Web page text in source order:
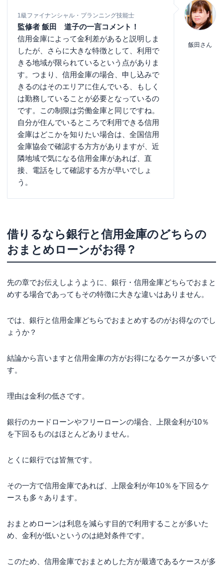
1級ファイナンシャル・プランニング技能士
監修者 飯田 道子の一言コメント！
信用金庫によって金利差があると説明しま
したが、さらに大きな特徴として、利用で
きる地域が限られているという点がありま
す。つまり、信用金庫の場合、申し込みで
きるのはそのエリアに住んでいる、もしく
は勤務していることが必要となっているの
です。この制限は労働金庫と同じですね。
自分が住んでいるところで利用できる信用
金庫はどこかを知りたい場合は、全国信用
金庫協会で確認する方方がありますが、近
隣地域で気になる信用金庫があれば、直
接、電話をして確認する方が早いでしょ
う。
飯田さん
借りるなら銀行と信用金庫のどちらの
おまとめローンがお得？
先の章でお伝えしようように、銀行・信用金庫どちらでおまと
めする場合であってもその特徴に大きな違いはありません。
では、銀行と信用金庫どちらでおまとめするのがお得なのでし
ょうか？
結論から言いますと信用金庫の方がお得になるケースが多いで
す。
理由は金利の低さです。
銀行のカードローンやフリーローンの場合、上限金利が10％
を下回るものはほとんどありません。
とくに銀行では皆無です。
その一方で信用金庫であれば、上限金利が年10％を下回るケ
ースも多々あります。
おまとめローンは利息を減らす目的で利用することが多いた
め、金利が低いというのは絶対条件です。
このため、信用金庫でおまとめした方が最適であるケースが多